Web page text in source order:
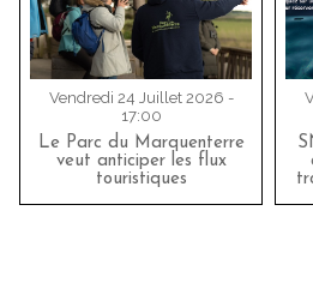
Vendredi 24 Juillet 2026 -
17:00
Le Parc du Marquenterre
veut anticiper les flux
touristiques